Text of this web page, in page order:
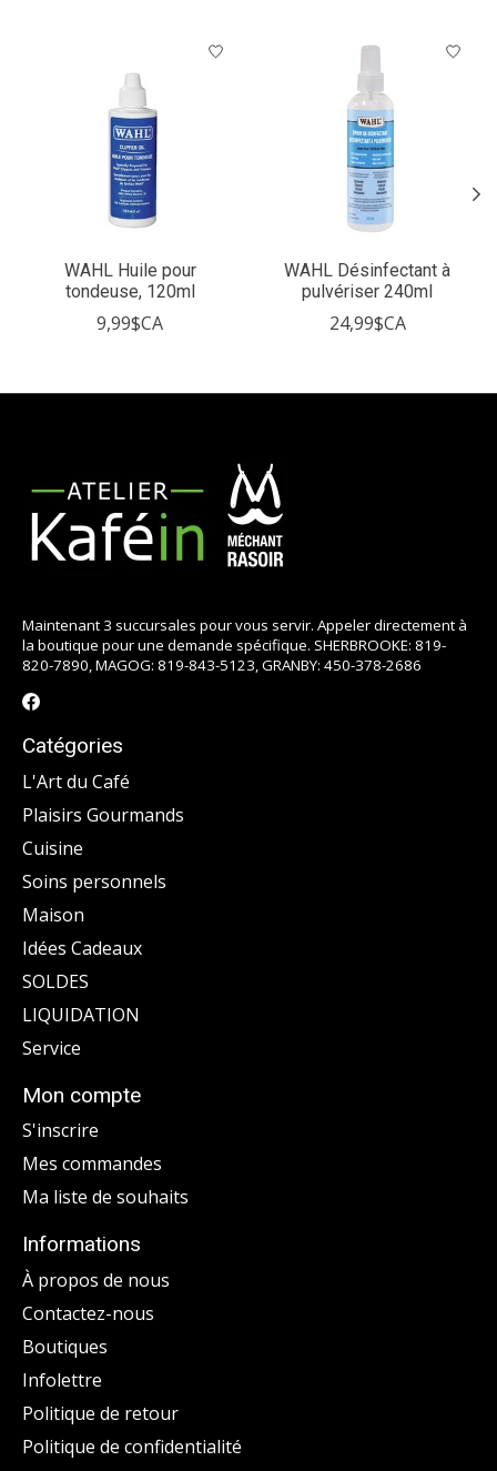
Articles du carrousel de produits
WAHL Huile pour
tondeuse, 120ml
9,99$CA
WAHL Désinfectant à
pulvériser 240ml
24,99$CA
Maintenant 3 succursales pour vous servir. Appeler directement à
la boutique pour une demande spécifique. SHERBROOKE: 819-
820-7890, MAGOG: 819-843-5123, GRANBY: 450-378-2686
Catégories
L'Art du Café
Plaisirs Gourmands
Cuisine
Soins personnels
Maison
Idées Cadeaux
SOLDES
LIQUIDATION
Service
Mon compte
S'inscrire
Mes commandes
Ma liste de souhaits
Informations
À propos de nous
Contactez-nous
Boutiques
Infolettre
Politique de retour
Politique de confidentialité